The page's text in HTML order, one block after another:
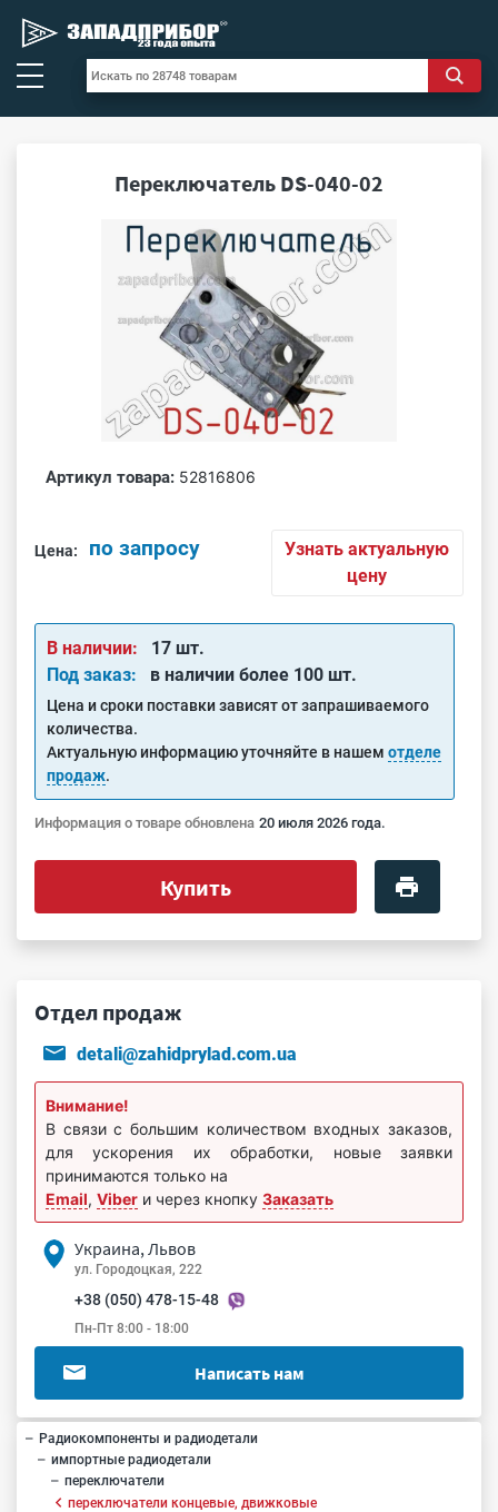
Переключатель DS-040-02
Артикул товара: 52816806
Цена: по запросу
Узнать актуальную
цену
В наличии:
17 шт.
Под заказ:
в наличии более 100 шт.
Цена и сроки поставки зависят от запрашиваемого
количества.
Актуальную информацию уточняйте в нашем отделе
продаж.
Информация о товаре обновлена 20 июля 2026 года.
Купить
Отдел продаж
detali@zahidprylad.com.ua
Внимание!
В связи с большим количеством входных заказов,
для ускорения их обработки, новые заявки
принимаются только на
Email, Viber и через кнопку Заказать
Украина, Львов
ул. Городоцкая, 222
+38 (050) 478-15-48
Пн-Пт 8:00 - 18:00
Написать нам
Радиокомпоненты и радиодетали
импортные радиодетали
переключатели
переключатели концевые, движковые